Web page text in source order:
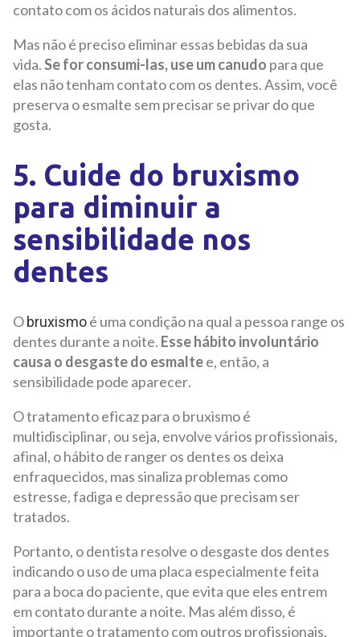
contato com os ácidos naturais dos alimentos.
Mas não é preciso eliminar essas bebidas da sua
vida.Se for consumi-las, use um canudo para que
elas não tenham contato com os dentes. Assim, você
preserva o esmalte sem precisar se privar do que
gosta.
5. Cuide do bruxismo
para diminuir a
sensibilidade nos
dentes
Obruxismoé uma condição na qual a pessoa range os
dentes durante a noite. Esse hábito involuntário
causa o desgaste do esmaltee, então, a
sensibilidade pode aparecer.
O tratamento eficaz para o bruxismo é
multidisciplinar, ou seja, envolve vários profissionais,
afinal, o hábito de ranger os dentes os deixa
enfraquecidos, mas sinaliza problemas como
estresse, fadiga e depressão que precisam ser
tratados.
Portanto, o dentista resolve o desgaste dos dentes
indicando o uso de uma placa especialmente feita
para a boca do paciente, que evita que eles entrem
em contato durante a noite. Mas além disso, é
importante o tratamento com outros profissionais,